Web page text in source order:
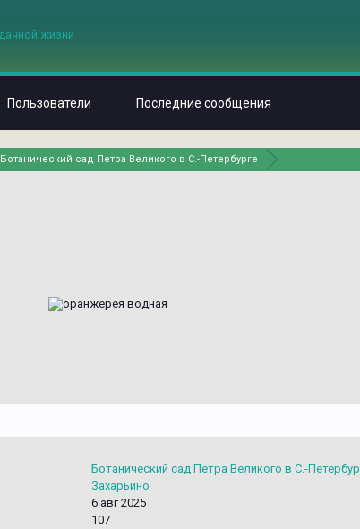
Ботанический сад Петра Великого в С.-Петербурге
Ботанический сад Петра Великого в С.-
Захарьино
6 авг 2025
107
Пользователи Последние сообщения